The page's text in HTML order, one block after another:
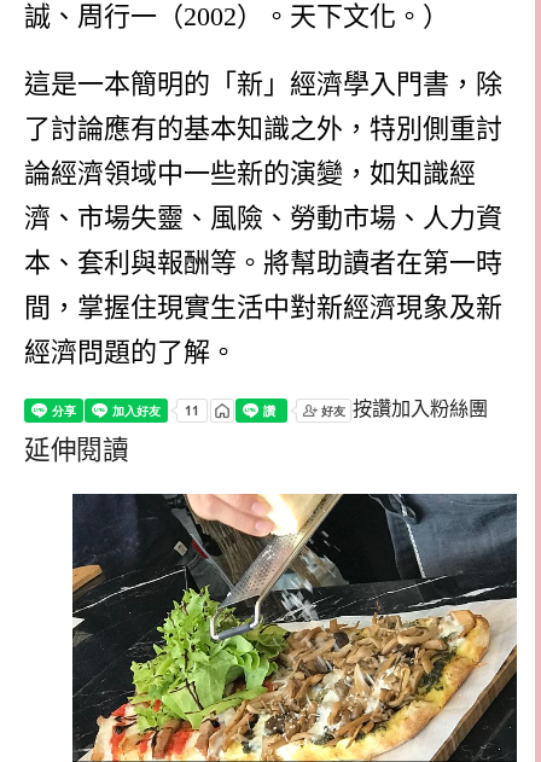
誠、周行一（2002）。天下文化。）
這是一本簡明的「新」經濟學入門書，除
了討論應有的基本知識之外，特別側重討
論經濟領域中一些新的演變，如知識經
濟、市場失靈、風險、勞動市場、人力資
本、套利與報酬等。將幫助讀者在第一時
間，掌握住現實生活中對新經濟現象及新
經濟問題的了解。
按讚加入粉絲團
延伸閱讀